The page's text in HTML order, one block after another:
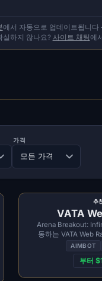
에서 자동으로 업데이트됩니
실하지 않나요? 사이트 채팅에
가격
추
VATA
Arena Breakout:
동하는 VATA Web
AIMBOT
부터